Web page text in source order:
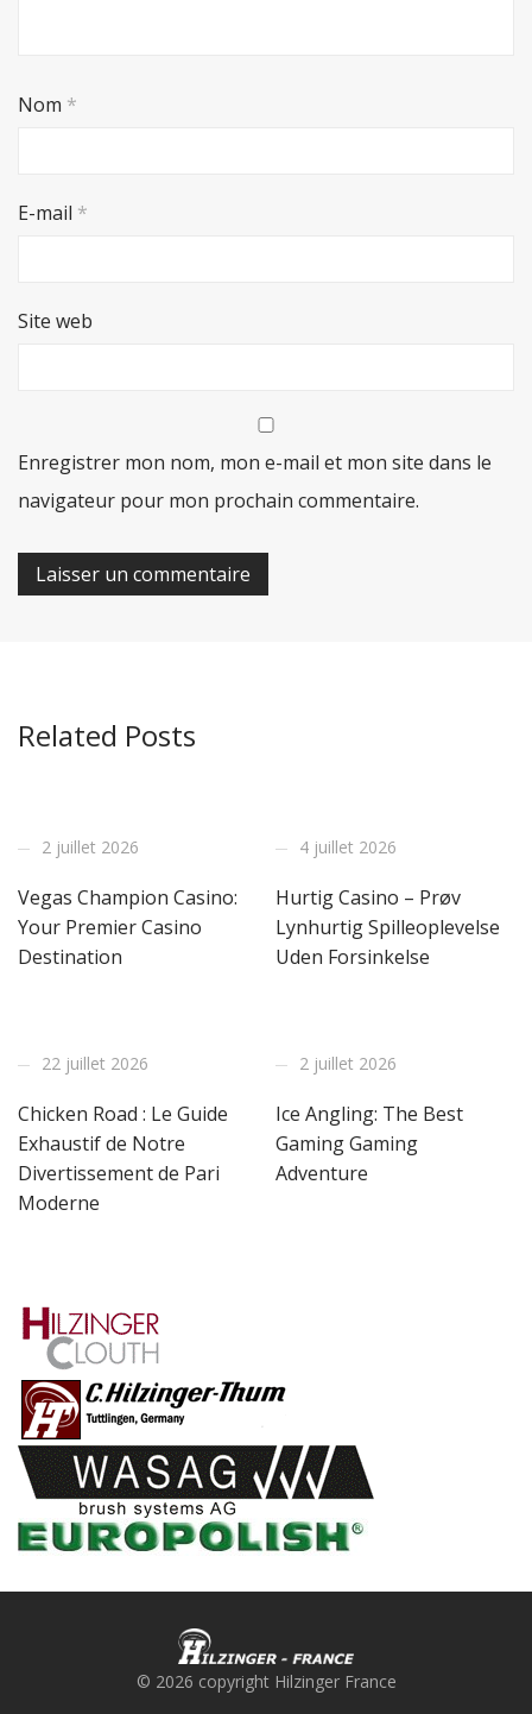
Nom *
E-mail *
Site web
Enregistrer mon nom, mon e-mail et mon site dans le
navigateur pour mon prochain commentaire.
Related Posts
2 juillet 2026
Vegas Champion Casino:
Your Premier Casino
Destination
4 juillet 2026
Hurtig Casino – Prøv
Lynhurtig Spilleoplevelse
Uden Forsinkelse
22 juillet 2026
Chicken Road : Le Guide
Exhaustif de Notre
Divertissement de Pari
Moderne
2 juillet 2026
Ice Angling: The Best
Gaming Gaming
Adventure
© 2026 copyright Hilzinger France